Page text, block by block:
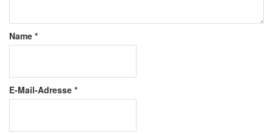
Name *
E-Mail-Adresse *